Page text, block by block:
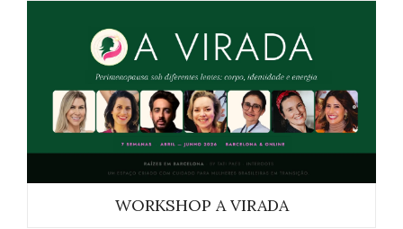
WORKSHOP A VIRADA